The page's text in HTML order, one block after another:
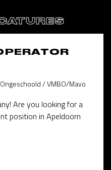
/ VMBO/Mavo
Are you looking for a
position in Apeldoorn